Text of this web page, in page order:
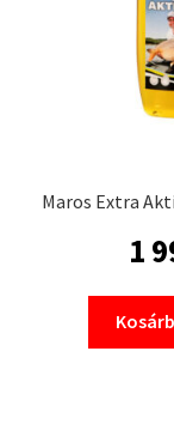
Maros Extra
1